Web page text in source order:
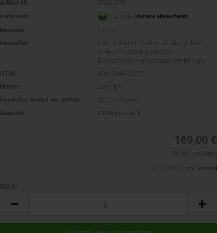
Artikel-Nr.:
SA25107S
Lieferzeit:
1-2 Tage (Ausland abweichend)
Bestand:
Stück
Hersteller:
SACHER & CO. GmbH – An der Mühle 6 –
09456 Annaberg-Buchholz –
Deutschland – info@sachergmbh.com
GTIN:
4031604010290
Marke:
SACHER
Hersteller-Artikel-Nr. (MPN):
25.107.010443
Gewicht:
0.86 kg je Stück
169,00 €
Versand
Stück: